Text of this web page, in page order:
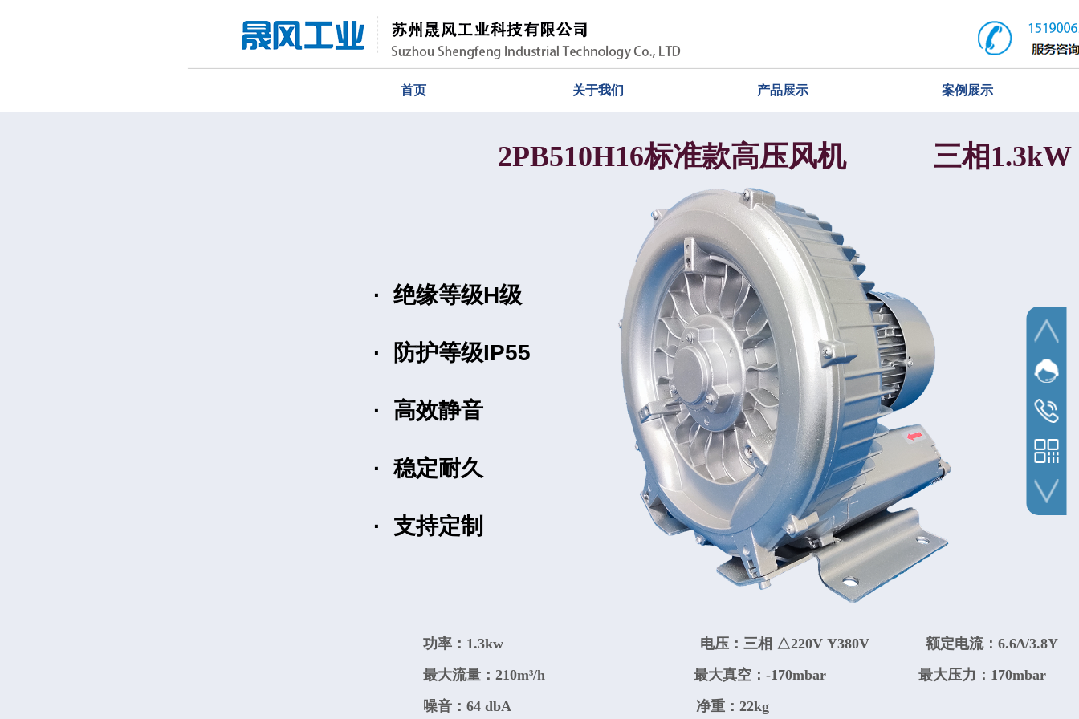
首页 关于我们 产品展示 案例展示
2PB510H16标准款高压风机 三相1.3kW
功率：1.3kw 电压：三相 △220V Y380V
额定电流：6.6Δ/3.8Y
最大流量：210m³/h
最大真空：-170mbar
最大压力：170mbar
噪音：64 dbA
净重：22kg
· 绝缘等级H级
· 防护等级IP55
· 高效静音
· 稳定耐久
· 支持定制
网站客
没有客
周工
吴经理